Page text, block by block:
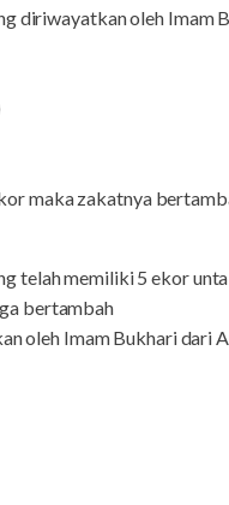
diriwayatkan oleh
maka zakatnya
telah memiliki 5 ekor
bertambah
oleh Imam Bukhari dari